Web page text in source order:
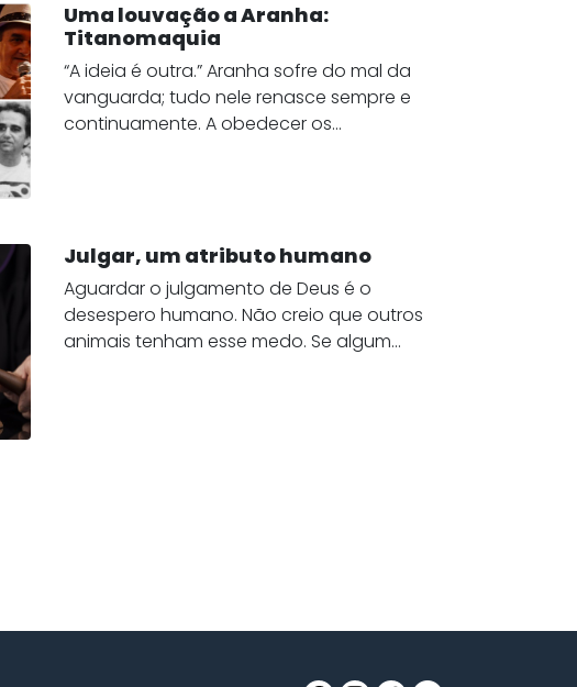
Uma louvação a Aranha:
Titanomaquia
“A ideia é outra.” Aranha sofre do mal da
vanguarda; tudo nele renasce sempre e
continuamente. A obedecer os...
Julgar, um atributo humano
Aguardar o julgamento de Deus é o
desespero humano. Não creio que outros
animais tenham esse medo. Se algum...